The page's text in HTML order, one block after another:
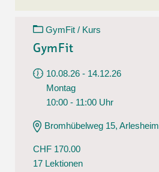
GymFit / Kurs
GymFit
10.08.26 - 14.12.26
Montag
10:00 - 11:00 Uhr
Bromhübelweg 15, Arlesheim
CHF 170.00
17 Lektionen